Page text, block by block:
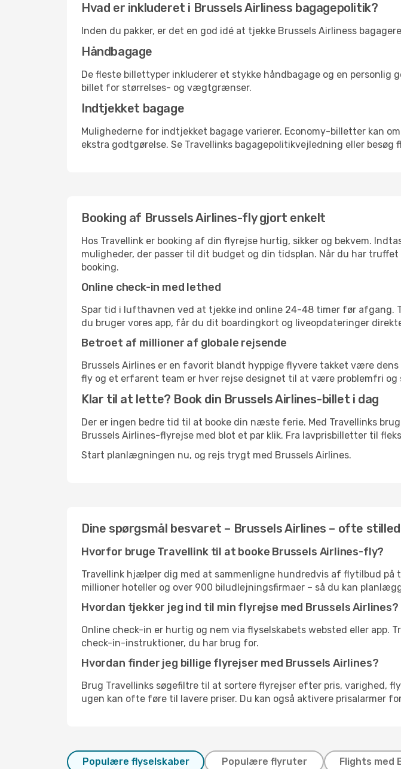
Hvad er inkluderet i Brussels Airliness bagagepolitik?
Inden du pakker, er det en god idé at tjekke Brussels Airliness
Håndbagage
De fleste billettyper inkluderer et stykke håndbagage og en
billet for størrelses- og vægtgrænser.
Indtjekket bagage
Mulighederne for indtjekket bagage varierer. Economy-billetter kan
ekstra godtgørelse. Se Travellinks bagagepolitikvejledning eller
Booking af Brussels Airlines-fly gjort enkelt
Hos Travellink er booking af din flyrejse hurtig, sikker og bekvem.
muligheder, der passer til dit budget og din tidsplan. Når du har
booking.
Online check-in med lethed
Spar tid i lufthavnen ved at tjekke ind online 24-48 timer før afgang.
du bruger vores app, får du dit boardingkort og liveopdateringer
Betroet af millioner af globale rejsende
Brussels Airlines er en favorit blandt hyppige flyvere takket være
fly og et erfarent team er hver rejse designet til at være problemfri og
Klar til at lette? Book din Brussels Airlines-billet i dag
Der er ingen bedre tid til at booke din næste ferie. Med Travellinks
Brussels Airlines-flyrejse med blot et par klik. Fra lavprisbilletter til
Start planlægningen nu, og rejs trygt med Brussels Airlines.
Dine spørgsmål besvaret – Brussels Airlines – ofte
Hvorfor bruge Travellink til at booke Brussels Airlines-fly?
Travellink hjælper dig med at sammenligne hundredvis af flytilbud
millioner hoteller og over 900 biludlejningsfirmaer – så du kan
Hvordan tjekker jeg ind til min flyrejse med Brussels Airlines?
Online check-in er hurtig og nem via flyselskabets websted eller app.
check-in-instruktioner, du har brug for.
Hvordan finder jeg billige flyrejser med Brussels Airlines?
Brug Travellinks søgefiltre til at sortere flyrejser efter pris, varighed,
ugen kan ofte føre til lavere priser. Du kan også aktivere prisalarmer
Populære flyselskaber Populære flyruter Flights med